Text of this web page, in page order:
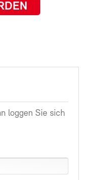
loggen Sie sich